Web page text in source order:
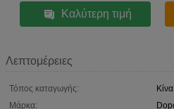
Καλύτερη τιμή
Λεπτομέρειες
Τόπος καταγωγής:
Κίνα
Μάρκα: